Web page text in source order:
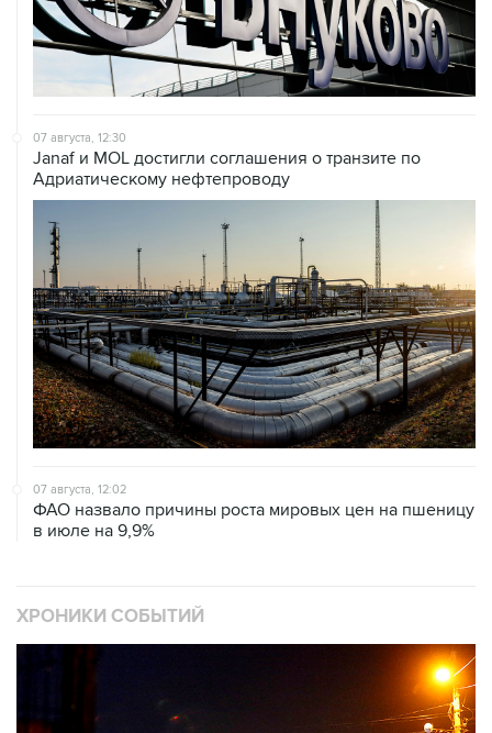
07 августа, 12:30
Janaf и MOL достигли соглашения о транзите по
Адриатическому нефтепроводу
07 августа, 12:02
ФАО назвало причины роста мировых цен на пшеницу
в июле на 9,9%
ХРОНИКИ СОБЫТИЙ